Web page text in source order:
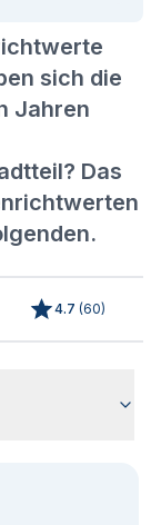
sich die
Jahren
Das
4.7 (60)